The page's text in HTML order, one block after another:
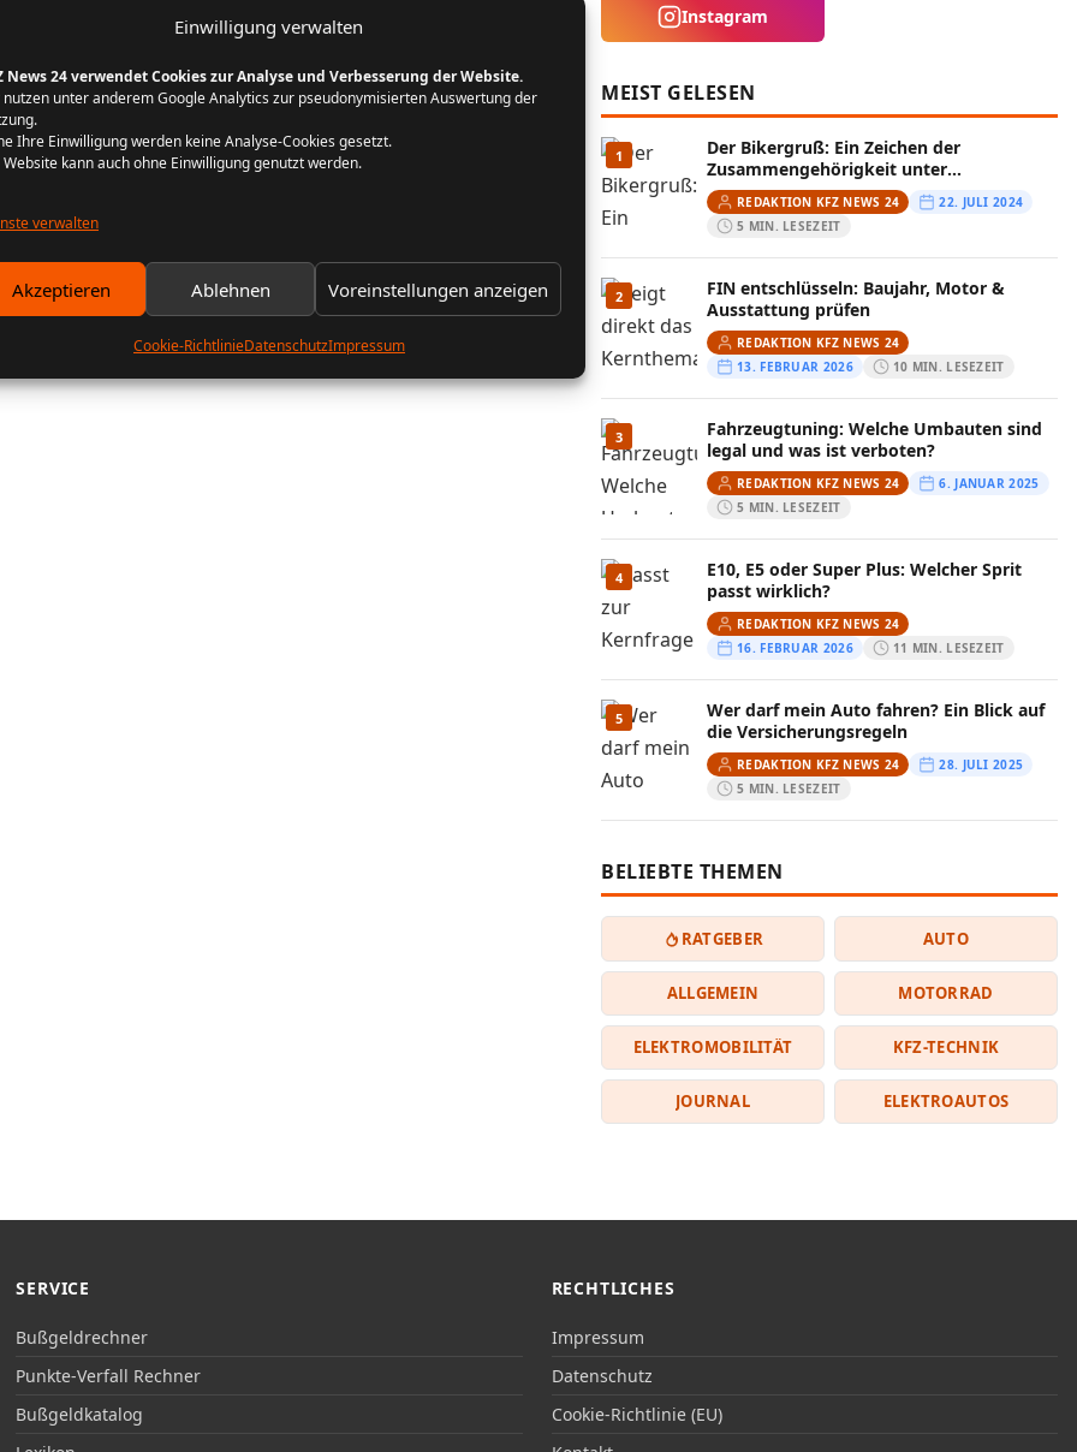
Einwilligung verwalten
News 24 verwendet Cookies zur Analyse und Verbesserung der Website.
nutzen unter anderem Google Analytics zur pseudonymisierten Auswertung der
Ihre Einwilligung werden keine Analyse-Cookies gesetzt.
Website kann auch ohne Einwilligung genutzt werden.
verwalten
Akzeptieren Ablehnen Voreinstellungen anzeigen
Cookie-RichtlinieDatenschutzImpressum
Instagram
MEIST GELESEN
1
Der Bikergruß: Ein Zeichen der
Zusammengehörigkeit unter
Motorradfahrern
REDAKTION KFZ NEWS 24
22. JULI 2024
5 MIN. LESEZEIT
2
FIN entschlüsseln: Baujahr, Motor &
Ausstattung prüfen
REDAKTION KFZ NEWS 24
13. FEBRUAR 2026
10 MIN. LESEZEIT
3
Fahrzeugtuning: Welche Umbauten sind
legal und was ist verboten?
REDAKTION KFZ NEWS 24
6. JANUAR 2025
5 MIN. LESEZEIT
4
E10, E5 oder Super Plus: Welcher Sprit
passt wirklich?
REDAKTION KFZ NEWS 24
16. FEBRUAR 2026
11 MIN. LESEZEIT
5
Wer darf mein Auto fahren? Ein Blick auf
die Versicherungsregeln
REDAKTION KFZ NEWS 24
28. JULI 2025
5 MIN. LESEZEIT
BELIEBTE THEMEN
RATGEBER AUTO
ALLGEMEIN MOTORRAD
ELEKTROMOBILITÄT KFZ-TECHNIK
JOURNAL ELEKTROAUTOS
SERVICE
Bußgeldrechner
Punkte-Verfall Rechner
Bußgeldkatalog
RECHTLICHES
Impressum
Datenschutz
Cookie-Richtlinie (EU)